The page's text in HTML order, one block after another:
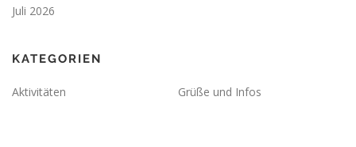
Juli 2026
KATEGORIEN
Aktivitäten Grüße und Infos